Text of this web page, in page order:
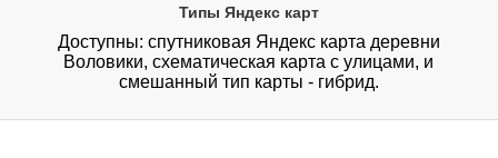
Типы Яндекс карт
Доступны: спутниковая Яндекс карта деревни
Воловики, схематическая карта с улицами, и
смешанный тип карты - гибрид.